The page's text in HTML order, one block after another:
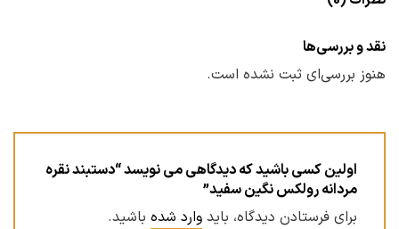
نقد و بررسی‌ها
هنوز بررسی‌ای ثبت نشده است.
اولین کسی باشید که دیدگاهی می نویسد “دستبند نقره
مردانه رولکس نگین سفید”
برای فرستادن دیدگاه، باید وارد شده باشید.